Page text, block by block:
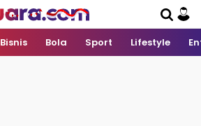
Bisnis Bola Sport Lifestyle